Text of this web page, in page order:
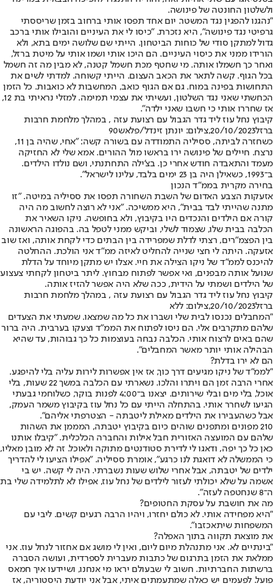
ולשלטון החונטה של פינושה.
"נהגנו להפגין נגד המשטר. יום אחד תפסו אותי ברחוב בזמן שריססתי
גרפיטי נגד פינושה", היא נזכרת. "כיסו לי את העיניים והובילו אותי ברכב
גדול למתקן סודי של כוחות הביטחון. הייתי שם שלושה ימים בתא, ולא
הורידו ממני את כיסוי העיניים. הם היכו אותי ושמו אותי על מיטת ברזל,
ואחר כך חשמלו אותה. מי שחטף מכת חשמל קטנה, לא מבין מה זה חשמל
בכל הגוף. קשה לתאר את הכאב העצום. הייתי קשוחה. למדתי לשים את
התחושות בפינה במוח. גם אם הגוף כואב, המחשבות לא כואבות. כל הזמן
הכחשתי שאני נגד השלטון, ועשיתי את עצמי תמימה. למזלי נראיתי בת 12,
אז שחררו אותי כי חשבו שאני ילדה".
קיבוץ נחל עוז ליד גדר הגבול עם רצועת עזה , במהלך מלחמת חרבות
ברזל20/10/2023,צילום: יונתן זינדל/פלאש90
כשחזרה לביתה, ססיליה התמודדה עם בשורה קשה: "אחי, שהיה בן 11,
נרצח. חיילים של פינושה ירו בראשו מול ההורים. אמא שלי לא החזיקה
מעמד והתאבדה חודש אחרי כן. בצ'ילה התחתנתי, ושם נולדו הילדים.
ב־1993, כשאילן היה בן 23 ימים בלבד, עלינו לישראל".
בחירה מקרית בממ"ד הנכון
אזעקות הצבע האדום של השבת השחורה תפסו את ססיליה במיטה. "זו
מתנה שהייתי לבד בבית", היא ממשיכה. "אני לא רוצה לחשוב מה היה
קורה אם הילדים והנכדים היו בקיבוץ, ולא בחופשה. ניקו השאיר את
הכלבה בבית שלו, שצמוד לשלי, וביקש ממני לטפל בה. בהפוגה הראשונה
בין הפצמ"רים, רצתי לדלת שמפרידה בין הבתים כדי לקחת אותה, ואז שוב
אזעקה. היתה לי חצי שנייה להחליט לאיזה ממ"ד אני הולכת. ההחלטה
להיכנס לממ"ד של ניקו הצילה את חיי. אצלו יש מתקן מיוחד על הדלת
שנועל אותה מבפנים, ואי אפשר לפתוח מבחוץ. ליתר ביטחון לקחתי צעצוע
של הילדים ושמתי על הידית, ככה שלא היה אפשר להזיז אותה.
קיבוץ נחל עוז ליד גדר הגבול עם רצועת עזה , במהלך מלחמת חרבות
ברזל20/10/2023,צילום: ללא
"המחבלים נכנסו לבית שלי ושברו את כל מה שמצאו. שמעתי את הצעדים
שלהם מתקרבים אלי. הם ניסו לפתוח את הממ"ד וצעקו בערבית. היה ברור
שהם באים לרצוח אותי. הכלבה נבחה בעוצמות כל כך גבוהות, עד שהיא
הבהילה אותי יותר מאשר המחבלים".
הם לא ירו בדלת?
"לממ"ד של ניקו מגיעים דרך כוך, אז אין אפשרות לירות עליה בלי להיפגע.
אחרי הרבה זמן הם ויתרו והלכו. נשארתי עם הכלבה במשך 22 שעות, בלי
אוכל, בלי מים ובלי שירותים. יצאנו ב־4:00 לפנות בוקר, כשלוחמי גבעתי
הגיעו לשחרר אותי. בהתחלה הייתי עם כל נחל עוז בקיבוץ משמר העמק,
אבל כשהעבירו את הילדים מאילת ליטבתה - הצטרפתי אליהם".
210 מפונים ומתפנים שוהים כיום בקיבוץ יטבתה, המממן את השהות
שלהם עם המועצה האזורית חבל אילות והחברה הכלכלית. "קיבלו אותנו
כאן כל כך יפה, ודאגו לי לדירת סטודנטים מתוקה ולאוכל. זה לא מובן מאליו,
כי הממשלה לא דואגת לנו כרגע", אומרת ססיליה. "אפילו הציעו לי להדריך
ילדים של יטבתה, אבל אחרי שלוש שעות נשברתי. היה לי קשה. יש בי
אשמה על שלא יכולתי לעזור לילדים של נחל עוז, אפילו לא לתלמידה שלי בת
ה־8 שנחטפה לעזה".
מה את חושבת על עסקת החטופים?
"היא מפחידה אותי. לא כולם יחזרו, ויהיו הרבה רגעים קשים. ליבי עם
המשפחות שיתאכזבו".
את מוצאת תקווה בתוך האפלה?
"בינתיים לא. אני מתנהלת מיום ליום, ואין לי מושג אם אחזור לנחל עוז. אני
ממלאת את הזמן בתרגום של כתבות מעברית לספרדית, ועושה הסברה
ברשתות החברתיות. חשוב לי שבעולם יראו מי אנחנו, ושיידעו איך חמאס
פועל. לפעמים יש כאלה שמתעמתים איתי, אבל אני יודעת היסטוריה, אז